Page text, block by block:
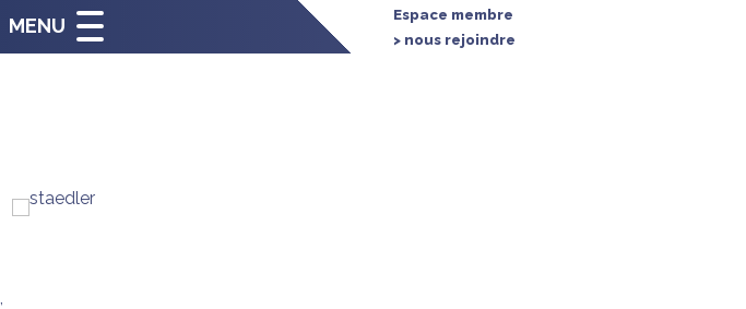
MENU
Espace membre
> nous rejoindre